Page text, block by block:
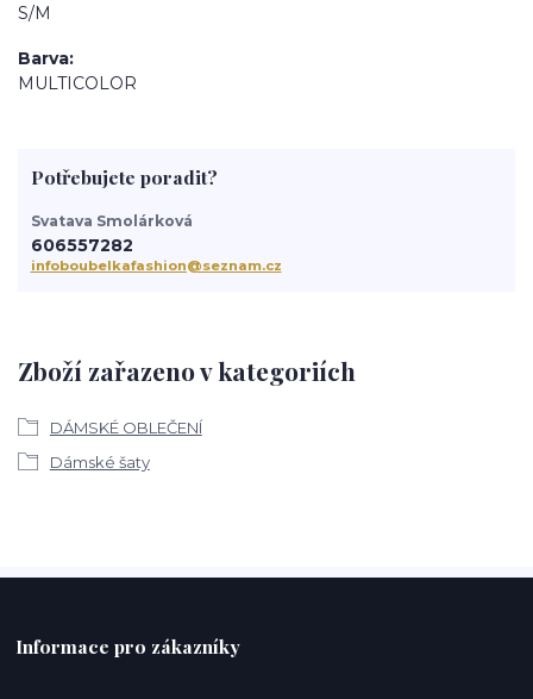
S/M
Barva
MULTICOLOR
Zboží zařazeno v kategoriích
DÁMSKÉ OBLEČENÍ
Dámské šaty
Potřebujete poradit?
Svatava Smolárková
606557282
infoboubelkafashion@seznam.cz
Informace pro zákazníky